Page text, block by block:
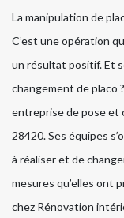
La manipulation de
C’est une opération
un résultat positif. Et
changement de placo
entreprise de pose et
28420. Ses équipes
à réaliser et de
mesures qu’elles ont
chez Rénovation